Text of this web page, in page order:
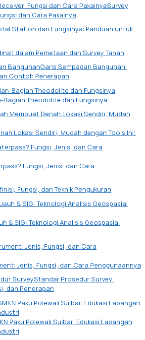
Survey
dan Cara Pakainya
Station dan Fungsinya: Panduan untuk
dalam Pemetaan dan Survey Tanah
Garis Sempadan Bangunan:
Contoh Penerapan
Bagian Theodolite dan Fungsinya
Lokasi Sendiri, Mudah dengan Tools Ini!
Fungsi, Jenis, dan Cara
Fungsi, dan Teknik Pengukuran
& SIG: Teknologi Analisis Geospasial
Jenis, Fungsi, dan Cara Penggunaannya
Standar Prosedur Survey:
dan Penerapan
Paku Polewali Sulbar: Edukasi Lapangan